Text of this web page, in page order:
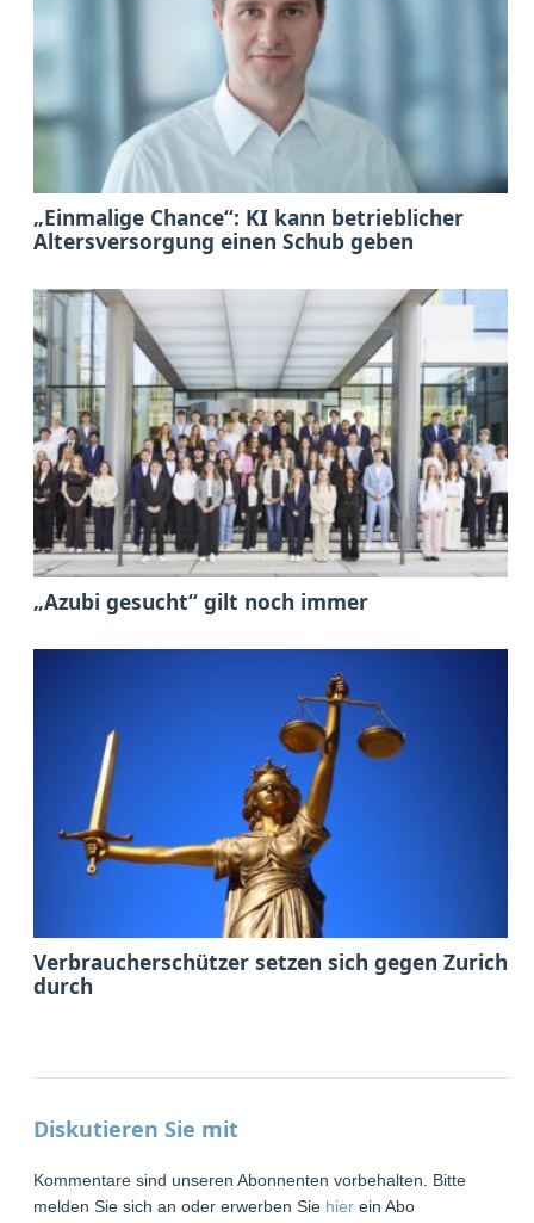
„Einmalige Chance“: KI kann betrieblicher
Altersversorgung einen Schub geben
„Azubi gesucht“ gilt noch immer
Verbraucherschützer setzen sich gegen Zurich
durch
Diskutieren Sie mit
Kommentare sind unseren Abonnenten vorbehalten. Bitte
melden Sie sich an oder erwerben Sie hier ein Abo